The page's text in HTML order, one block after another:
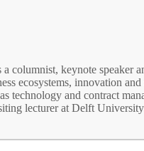
columnist, keynote speaker
ecosystems, innovation
technology and contract
lecturer at Delft